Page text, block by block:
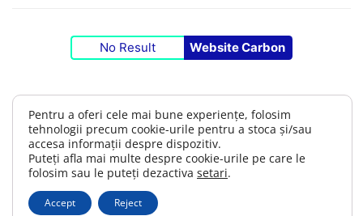
No Result Website Carbon
Descarcă logo-ul nostru
Logo Master
Despre Cookies
Club Rotary Oradea | Copyright ©
Pentru a oferi cele mai bune experiențe, folosim
tehnologii precum cookie-urile pentru a stoca și/sau
accesa informații despre dispozitiv.
Puteți afla mai multe despre cookie-urile pe care le
folosim sau le puteți dezactiva setari.
Accept Reject